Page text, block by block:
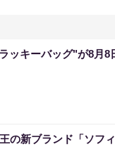
ッキーバッグ"が8月8
の新ブランド「ソフ